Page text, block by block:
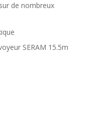
de nombreux
SERAM 15.5m